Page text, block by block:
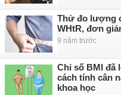
Thử đo lượng
WHtR, đơn
9 năm trước
Chỉ số BMI đã
cách tính cân
khoa học